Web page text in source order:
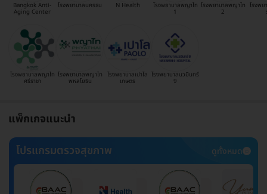
Bangkok Anti-
Aging Center
โรงพยาบาลนครธน N Health โรงพยาบาลพญาไท
1
โรงพยาบาลพญาไท
2
โรงพย
โรงพยาบาลพญาไท
ศรีราชา
โรงพยาบาลพญาไท
พหลโยธิน
โรงพยาบาลเปาโล
เกษตร
โรงพยาบาลนวมินทร์
9
แพ็กเกจแนะนำ
โปรแกรมตรวจสุขภาพ
ดูทั้งหมด